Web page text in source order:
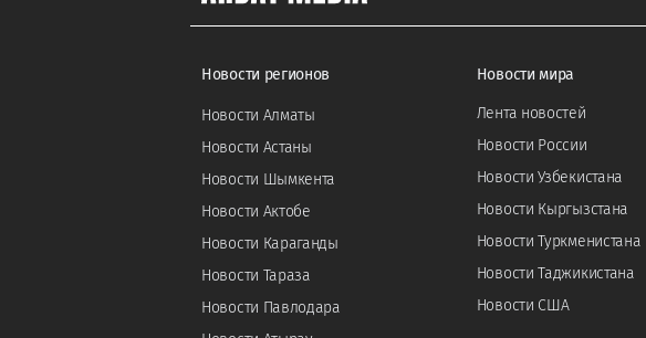
Новости регионов
Новости Алматы
Новости Астаны
Новости Шымкента
Новости Актобе
Новости Караганды
Новости Тараза
Новости Павлодара
Новости мира
Лента новостей
Новости России
Новости Узбекистана
Новости Кыргызстана
Новости Туркменистана
Новости Таджикистана
Новости США